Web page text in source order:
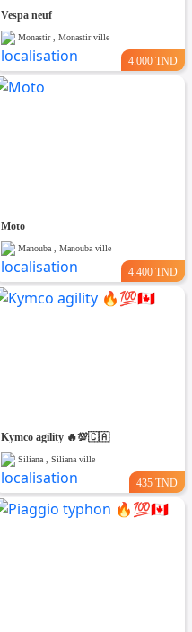
Vespa neuf
Monastir , Monastir ville
4.000 TND
Moto
Manouba , Manouba ville
4.400 TND
Kymco agility 🔥💯🇨🇦
Siliana , Siliana ville
435 TND